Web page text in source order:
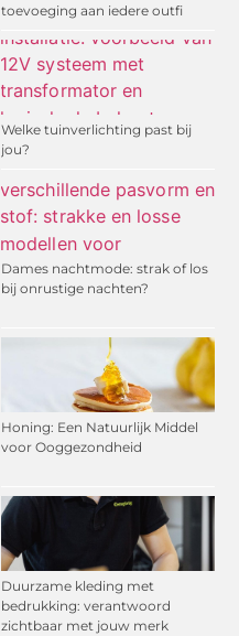
toevoeging aan iedere outfi
Welke tuinverlichting past bij
jou?
Dames nachtmode: strak of los
bij onrustige nachten?
Honing: Een Natuurlijk Middel
voor Ooggezondheid
Duurzame kleding met
bedrukking: verantwoord
zichtbaar met jouw merk